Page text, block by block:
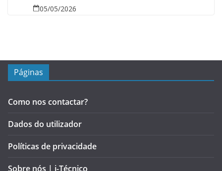
05/05/2026
Páginas
Como nos contactar?
Dados do utilizador
Políticas de privacidade
Sobre nós | i-Técnico